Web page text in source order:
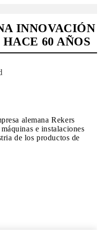
INNOVACIÓN
60 AÑOS
alemana Rekers
e instalaciones
de los productos de